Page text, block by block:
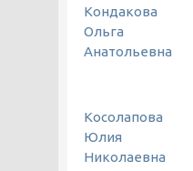
Кондакова
Ольга
Анатольевна
Косолапова
Юлия
Николаевна